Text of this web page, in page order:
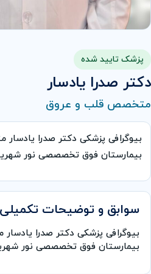
پزشک تایید شده
دکتر صدرا یادسار
متخصص قلب و عروق
بیوگرافی پزشکی دکتر صدرا
بیمارستان فوق تخصصصی نور
سوابق و توضیحات تکمیلی
بیوگرافی پزشکی دکتر صدرا
بیمارستان فوق تخصصصی نور